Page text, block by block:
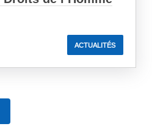
ACTUALITÉS